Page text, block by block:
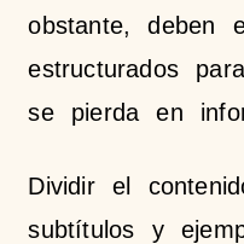
obstante, deben
estructurados
se pierda en
Dividir el
subtítulos y